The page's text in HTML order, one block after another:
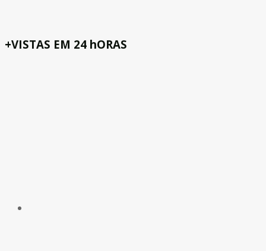
+VISTAS EM 24 hORAS